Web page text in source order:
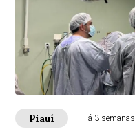
Piauí Há 3 semanas